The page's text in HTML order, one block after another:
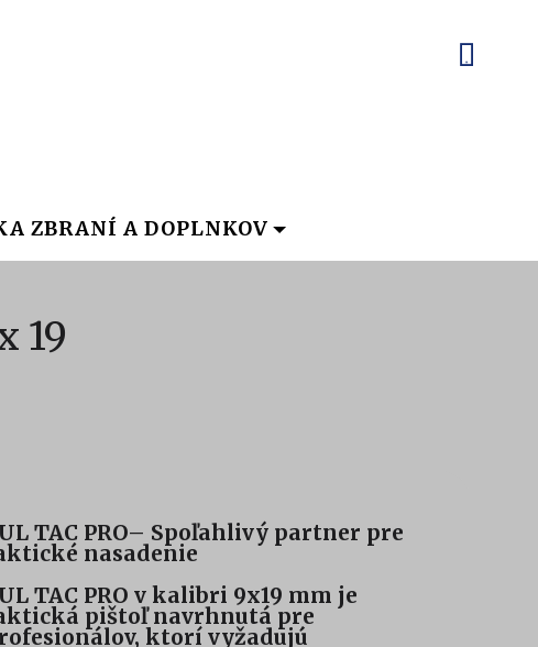
ZBRANÍ A DOPLNKOV
19
TAC PRO– Spoľahlivý partner pre
nasadenie
TAC PRO v kalibri 9x19 mm je
pištoľ navrhnutá pre
ktorí vyžadujú